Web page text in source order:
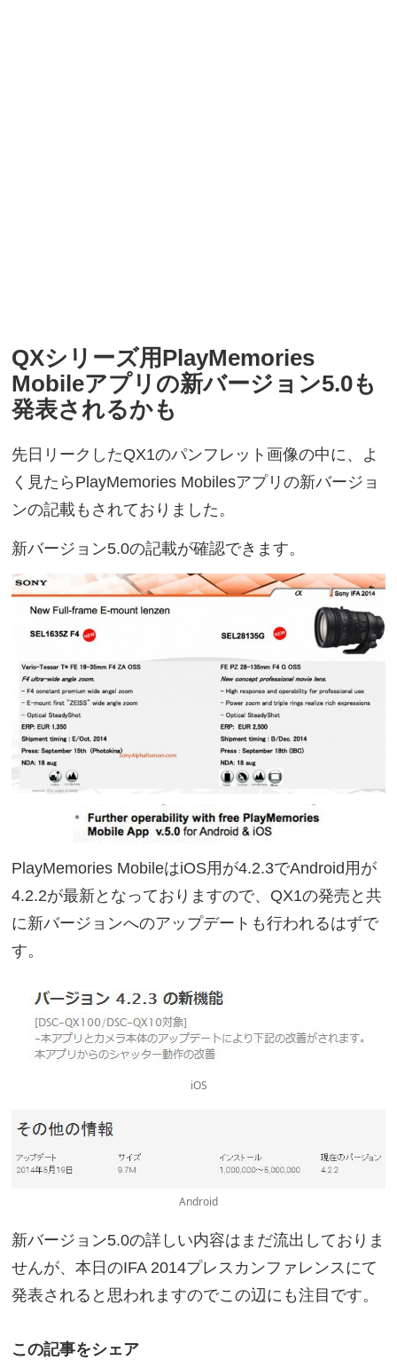
QXシリーズ用PlayMemories
Mobileアプリの新バージョン5.0も
発表されるかも
先日リークしたQX1のパンフレット画像の中に、よ
く見たらPlayMemories Mobilesアプリの新バージョ
ンの記載もされておりました。
新バージョン5.0の記載が確認できます。
PlayMemories MobileはiOS用が4.2.3でAndroid用が
4.2.2が最新となっておりますので、QX1の発売と共
に新バージョンへのアップデートも行われるはずで
す。
iOS
Android
新バージョン5.0の詳しい内容はまだ流出しておりま
せんが、本日のIFA 2014プレスカンファレンスにて
発表されると思われますのでこの辺にも注目です。
この記事をシェア